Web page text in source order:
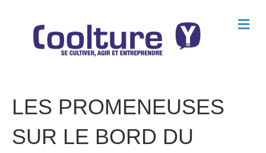
M
e
LES PROMENEUSES
SUR LE BORD DU